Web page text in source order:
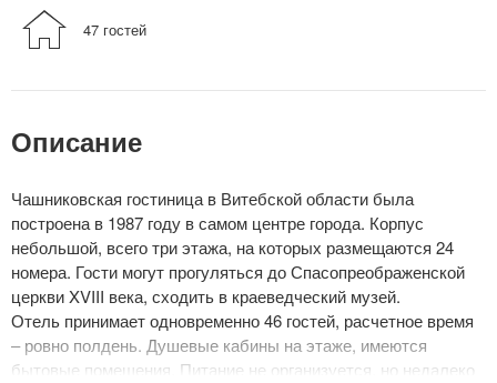
47 гостей
Описание
Чашниковская гостиница в Витебской области была
построена в 1987 году в самом центре города. Корпус
небольшой, всего три этажа, на которых размещаются 24
номера. Гости могут прогуляться до Спасопреображенской
церкви XVIII века, сходить в краеведческий музей.
Отель принимает одновременно 46 гостей, расчетное время
– ровно полдень. Душевые кабины на этаже, имеются
бытовые помещения. Питание не организуется, но недалеко